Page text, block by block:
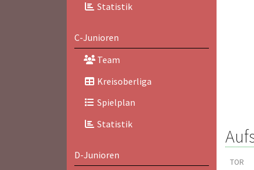
Statistik
C-Junioren
Team
Kreisoberliga
Spielplan
Statistik
D-Junioren
TOR